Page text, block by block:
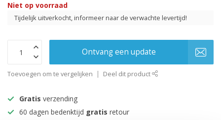
Niet op voorraad
Tijdelijk uitverkocht, informeer naar de verwachte levertijd!
Ontvang een update
Toevoegen om te vergelijken Deel dit product
Gratis verzending
60 dagen bedenktijd gratis retour